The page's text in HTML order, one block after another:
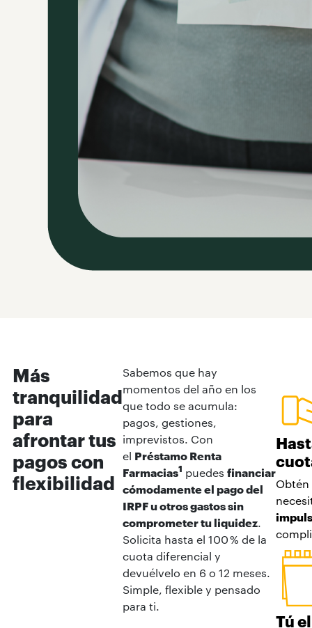
Más
tranquilidad
para
afrontar tus
pagos con
flexibilidad
Sabemos que hay
momentos del año en los
que todo se acumula:
pagos, gestiones,
imprevistos. Con
el Préstamo Renta
Farmacias1 puedes financiar
cómodamente el pago del
IRPF u otros gastos sin
comprometer tu liquidez.
Solicita hasta el 100 % de la
cuota diferencial y
devuélvelo en 6 o 12 meses.
Simple, flexible y pensado
para ti.
Obtén
Tú